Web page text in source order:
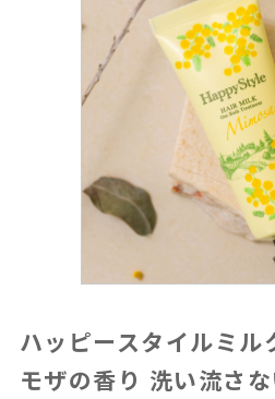
ハッピースタイルミル
モザの香り 洗い流さ